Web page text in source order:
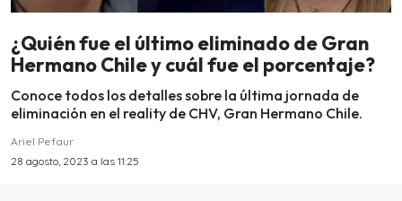
¿Quién fue el último eliminado de Gran
Hermano Chile y cuál fue el porcentaje?
Conoce todos los detalles sobre la última jornada de
eliminación en el reality de CHV, Gran Hermano Chile.
Ariel Pefaur
28 agosto, 2023 a las 11:25